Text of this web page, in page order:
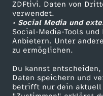
ZDFtivi. Daten von
verwendet.
• Social Media und
Social-Media-Tools
Anbietern. Unter
zu ermöglichen.
Du kannst
Daten speichern und
betrifft nur dein
ü
r
m
t
ZDF Unternehmen
Karriere
ZDF goes Schule
Werbefernsehen